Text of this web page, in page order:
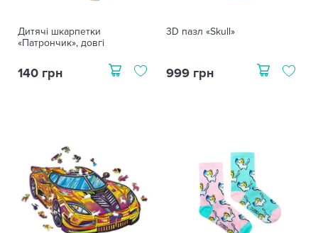
Дитячі шкарпетки
«Патрончик», довгі
140 грн
3D пазл «Skull»
999 грн